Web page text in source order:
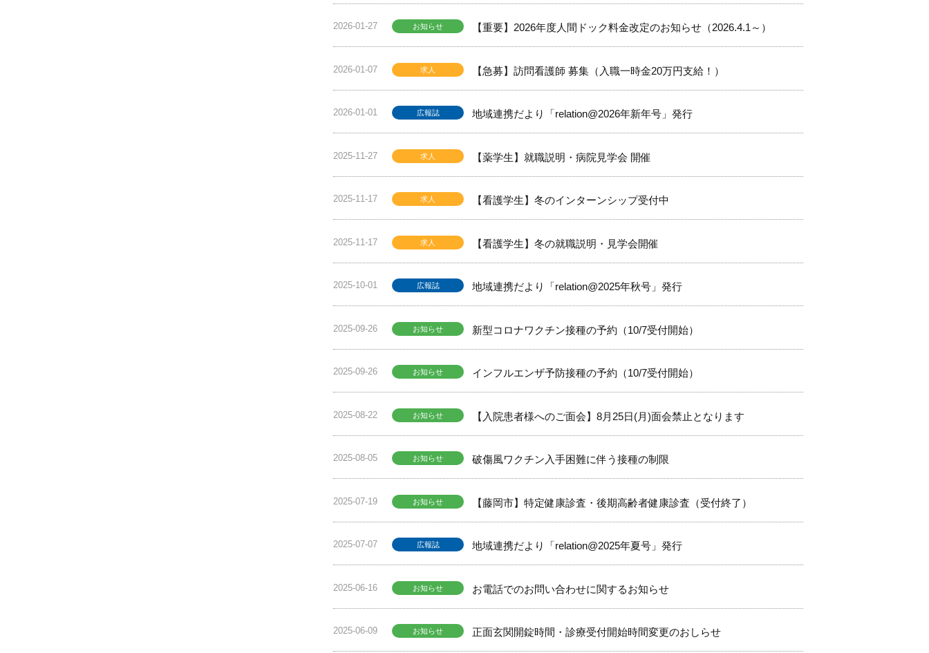
2026-01-27 お知らせ 【重要】2026年度人間ドック料金改定のお知らせ（2026.4.1～）
2026-01-07 求人 【急募】訪問看護師 募集（入職一時金20万円支給！）
2026-01-01 広報誌 地域連携だより「relation@2026年新年号」発行
2025-11-27 求人 【薬学生】就職説明・病院見学会 開催
2025-11-17 求人 【看護学生】冬のインターンシップ受付中
2025-11-17 求人 【看護学生】冬の就職説明・見学会開催
2025-10-01 広報誌 地域連携だより「relation@2025年秋号」発行
2025-09-26 お知らせ 新型コロナワクチン接種の予約（10/7受付開始）
2025-09-26 お知らせ インフルエンザ予防接種の予約（10/7受付開始）
2025-08-22 お知らせ 【入院患者様へのご面会】8月25日(月)面会禁止となります
2025-08-05 お知らせ 破傷風ワクチン入手困難に伴う接種の制限
2025-07-19 お知らせ 【藤岡市】特定健康診査・後期高齢者健康診査（受付終了）
2025-07-07 広報誌 地域連携だより「relation@2025年夏号」発行
2025-06-16 お知らせ お電話でのお問い合わせに関するお知らせ
2025-06-09 お知らせ 正面玄関開錠時間・診療受付開始時間変更のおしらせ